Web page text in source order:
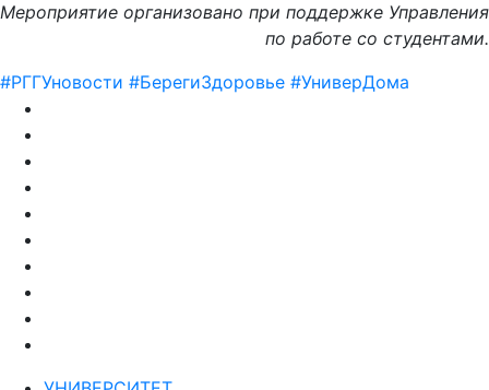
Мероприятие организовано при поддержке Управления
по работе со студентами.
#РГГУновости #БерегиЗдоровье #УниверДома